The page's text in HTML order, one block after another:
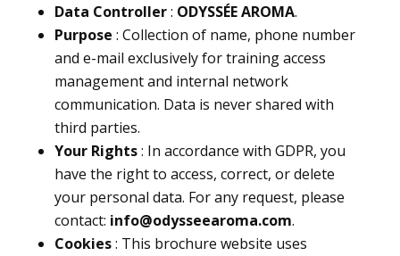
Data Controller: ODYSSÉE AROMA.
Purpose : Collection of name, phone number
and e-mail exclusively for training access
management and internal network
communication. Data is never shared with
third parties.
Your Rights: In accordance with GDPR, you
have the right to access, correct, or delete
your personal data. For any request, please
contact: info@odysseearoma.com.
Cookies: This brochure website uses